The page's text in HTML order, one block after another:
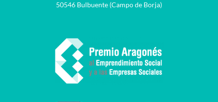
50546 Bulbuente (Campo de Borja)